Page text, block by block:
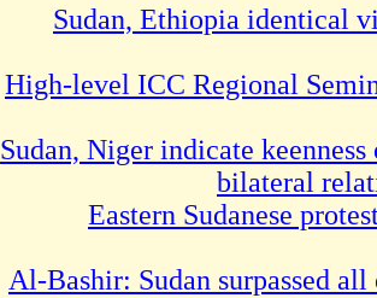
Sudan, Ethiopia identical
High-level ICC Regional
Sudan, Niger indicate
bilateral
Eastern Sudanese
Al-Bashir: Sudan surpassed all